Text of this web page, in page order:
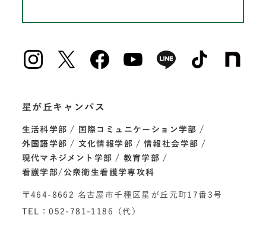
星が丘キャンパス
生活科学部
国際コミュニケーション学部
外国語学部
文化情報学部
情報社会学部
現代マネジメント学部
教育学部
看護学部/公衆衛生看護学専攻科
〒464-8662 名古屋市千種区星が丘元町17番3号
TEL：052-781-1186（代）